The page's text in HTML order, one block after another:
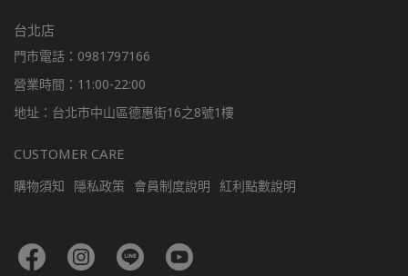
台北店
門市電話：0981797166
營業時間：11:00-22:00
地址：台北市中山區德惠街16之8號1樓
CUSTOMER CARE
購物須知 隱私政策 會員制度說明 紅利點數說明